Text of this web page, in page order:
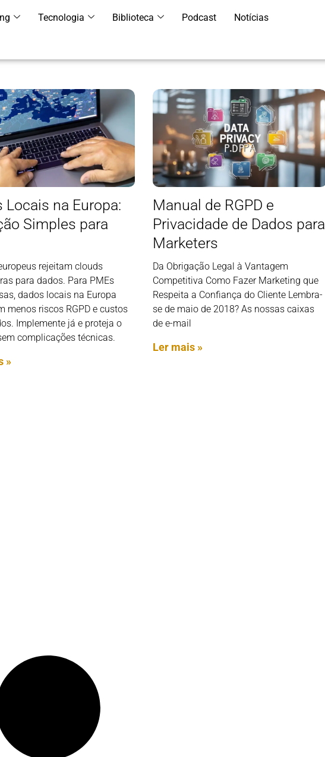
Tecnologia Biblioteca Podcast Notícias
Locais na Europa:
Simples para
rejeitam clouds
para dados. Para PMEs
dados locais na Europa
menos riscos RGPD e custos
Implemente já e proteja o
complicações técnicas.
»
Manual de RGPD e
Privacidade de Dados para
Marketers
Da Obrigação Legal à Vantagem
Competitiva Como Fazer Marketing que
Respeita a Confiança do Cliente Lembra-
se de maio de 2018? As nossas caixas
de e-mail
Ler mais »